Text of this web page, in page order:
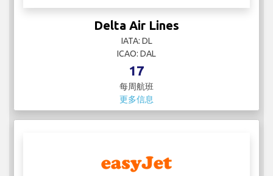
Delta Air Lines
IATA: DL
ICAO: DAL
17
每周航班
更多信息